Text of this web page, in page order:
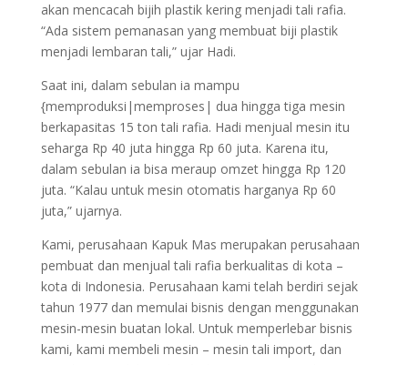
akan mencacah bijih plastik kering menjadi tali rafia.
“Ada sistem pemanasan yang membuat biji plastik
menjadi lembaran tali,” ujar Hadi.
Saat ini, dalam sebulan ia mampu
{memproduksi|memproses| dua hingga tiga mesin
berkapasitas 15 ton tali rafia. Hadi menjual mesin itu
seharga Rp 40 juta hingga Rp 60 juta. Karena itu,
dalam sebulan ia bisa meraup omzet hingga Rp 120
juta. “Kalau untuk mesin otomatis harganya Rp 60
juta,” ujarnya.
Kami, perusahaan Kapuk Mas merupakan perusahaan
pembuat dan menjual tali rafia berkualitas di kota –
kota di Indonesia. Perusahaan kami telah berdiri sejak
tahun 1977 dan memulai bisnis dengan menggunakan
mesin-mesin buatan lokal. Untuk memperlebar bisnis
kami, kami membeli mesin – mesin tali import, dan